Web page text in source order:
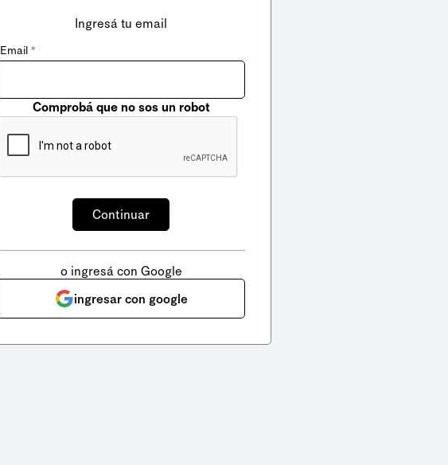
Ingresá tu email
Email *
Comprobá que no sos un robot
o ingresá con Google
ingresar con google